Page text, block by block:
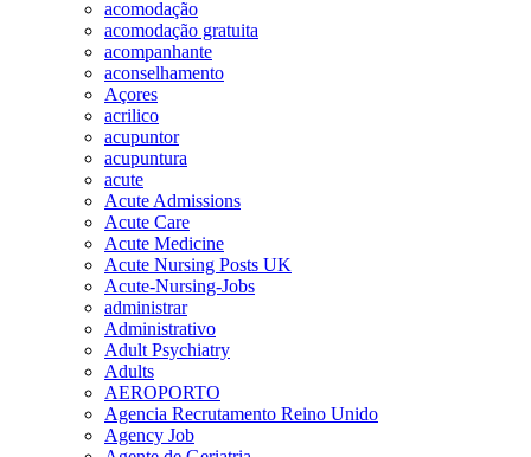
acomodação
acomodação gratuita
acompanhante
aconselhamento
Açores
acrilico
acupuntor
acupuntura
acute
Acute Admissions
Acute Care
Acute Medicine
Acute Nursing Posts UK
Acute-Nursing-Jobs
administrar
Administrativo
Adult Psychiatry
Adults
AEROPORTO
Agencia Recrutamento Reino Unido
Agency Job